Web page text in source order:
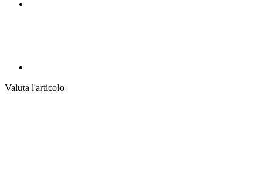
Valuta l'articolo